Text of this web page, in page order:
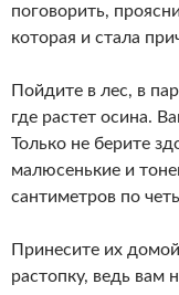
поговорить,
которая и стала
Пойдите в лес, в
где растет осина.
Только не берите
малюсенькие и
сантиметров по
Принесите их
растопку, ведь вам